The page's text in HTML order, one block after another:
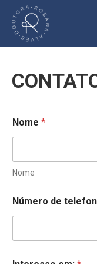
Nome *
Nome
Número de